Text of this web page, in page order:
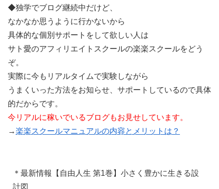
◆独学でブログ継続中だけど、
なかなか思うように行かないから
具体的な個別サポートをして欲しい人は
サト愛のアフィリエイトスクールの楽楽スクールをどう
ぞ。
実際に今もリアルタイムで実験しながら
うまくいった方法をお知らせ、サポートしているので具体
的だからです。
今リアルに稼いでいるブログもお見せしています。
→楽楽スクールマニュアルの内容とメリットは？
＊最新情報【自由人生 第1巻】小さく豊かに生きる設
計図